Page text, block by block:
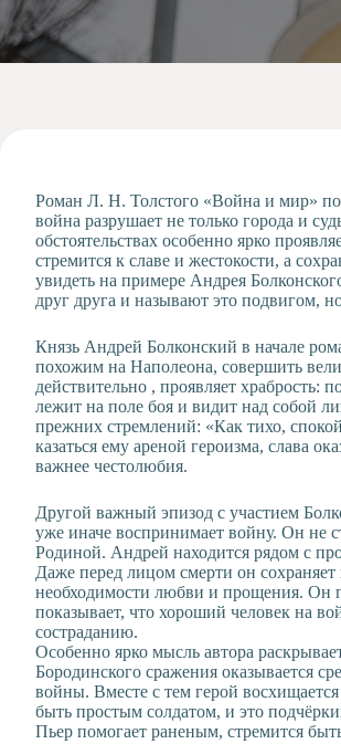
Проекты
Психологическая
Служба
Тьюторская
служба
Роман Л. Н. Толстого «Война и мир»
война разрушает не только города и
обстоятельствах особенно ярко
стремится к славе и жестокости, а
увидеть на примере Андрея
друг друга и называют это подвигом,
Князь Андрей Болконский в начале
похожим на Наполеона, совершить
действительно , проявляет храбрость:
лежит на поле боя и видит над собой
прежних стремлений: «Как тихо,
казаться ему ареной героизма, слава
важнее честолюбия.
Другой важный эпизод с участием
уже иначе воспринимает войну. Он не
Родиной. Андрей находится рядом с
Даже перед лицом смерти он
необходимости любви и прощения. Он
показывает, что хороший человек на
состраданию.
Особенно ярко мысль автора
Бородинского сражения оказывается
войны. Вместе с тем герой
быть простым солдатом, и это
Пьер помогает раненым, стремится